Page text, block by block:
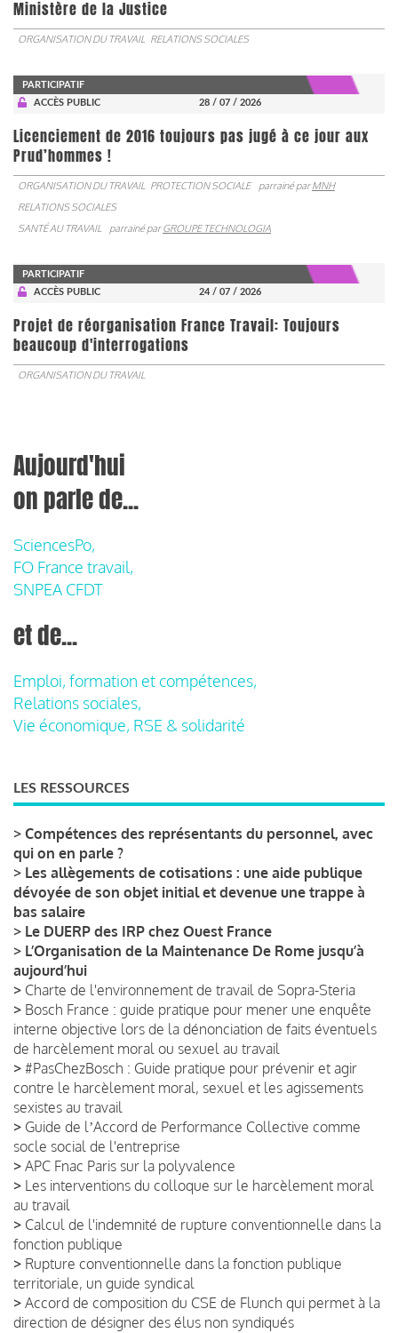
Ministère de la Justice
ORGANISATION DU TRAVAIL RELATIONS SOCIALES
PARTICIPATIF
ACCÈS PUBLIC
28 / 07 / 2026
Licenciement de 2016 toujours pas jugé à ce jour aux
Prud’hommes !
ORGANISATION DU TRAVAIL PROTECTION SOCIALE parrainé parMNH
RELATIONS SOCIALES
SANTÉ AU TRAVAIL
parrainé parGROUPE TECHNOLOGIA
PARTICIPATIF
ACCÈS PUBLIC
24 / 07 / 2026
Projet de réorganisation France Travail: Toujours
beaucoup d'interrogations
ORGANISATION DU TRAVAIL
Aujourd'hui
on parle de...
SciencesPo,
FO France travail,
SNPEA CFDT
et de...
Emploi, formation et compétences,
Relations sociales,
Vie économique, RSE & solidarité
LES RESSOURCES
> Compétences des représentants du personnel, avec
qui on en parle ?
> Les allègements de cotisations : une aide publique
dévoyée de son objet initial et devenue une trappe à
bas salaire
> Le DUERP des IRP chez Ouest France
> L’Organisation de la Maintenance De Rome jusqu’à
aujourd’hui
> Charte de l'environnement de travail de Sopra-Steria
> Bosch France : guide pratique pour mener une enquête
interne objective lors de la dénonciation de faits éventuels
de harcèlement moral ou sexuel au travail
> #PasChezBosch : Guide pratique pour prévenir et agir
contre le harcèlement moral, sexuel et les agissements
sexistes au travail
> Guide de lʼAccord de Performance Collective comme
socle social de l'entreprise
> APC Fnac Paris sur la polyvalence
> Les interventions du colloque sur le harcèlement moral
au travail
> Calcul de l'indemnité de rupture conventionnelle dans la
fonction publique
> Rupture conventionnelle dans la fonction publique
territoriale, un guide syndical
> Accord de composition du CSE de Flunch qui permet à la
direction de désigner des élus non syndiqués